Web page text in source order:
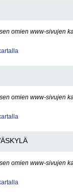
omien www-sivujen
omien www-sivujen
omien www-sivujen